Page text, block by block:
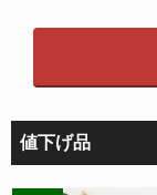
値下げ品